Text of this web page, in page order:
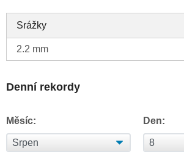
Srážky
2.2 mm
Denní rekordy
Měsíc: Den: